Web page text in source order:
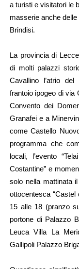
a turisti e visitatori le
masserie anche
Brindisi.
La provincia di
di molti palazzi
Cavallino l’atrio
frantoio ipogeo di via
Convento dei
Granafei e a
come Castello
programma che
locali, l’evento
Costantine” e
solo nella mattinata
ottocentesca “Castel
15 alle 18 (pranzo
portone di Palazzo
Leuca Villa La
Gallipoli Palazzo